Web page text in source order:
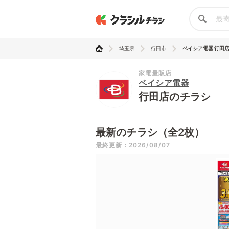
埼玉県 行田市 ベイシア電器 行田店
家電量販店
ベイシア電器
行田店のチラシ
最新のチラシ（全2枚）
最終更新：2026/08/07